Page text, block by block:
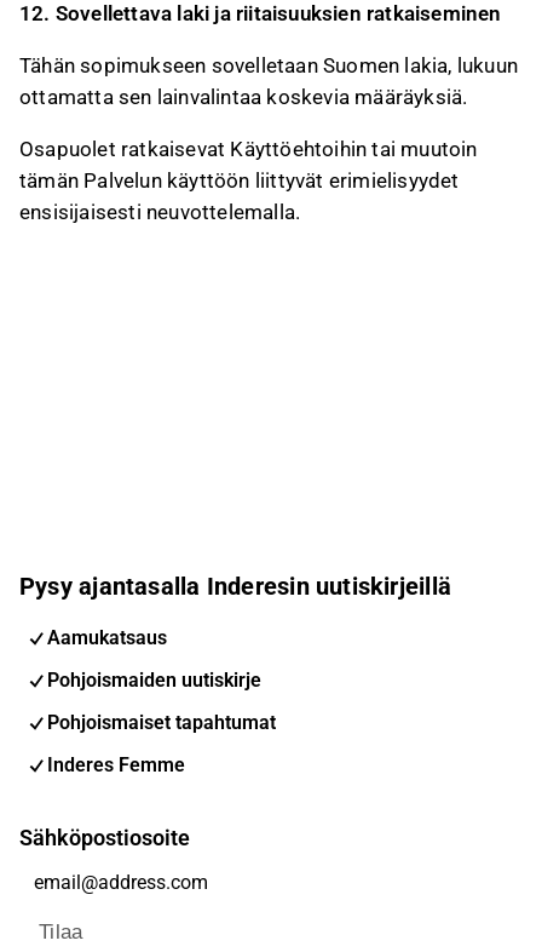
12. Sovellettava laki ja riitaisuuksien ratkaiseminen
Tähän sopimukseen sovelletaan Suomen lakia, lukuun
ottamatta sen lainvalintaa koskevia määräyksiä.
Osapuolet ratkaisevat Käyttöehtoihin tai muutoin
tämän Palvelun käyttöön liittyvät erimielisyydet
ensisijaisesti neuvottelemalla.
Pysy ajantasalla Inderesin uutiskirjeillä
Aamukatsaus
Pohjoismaiden uutiskirje
Pohjoismaiset tapahtumat
Inderes Femme
Sähköpostiosoite
Tilaa